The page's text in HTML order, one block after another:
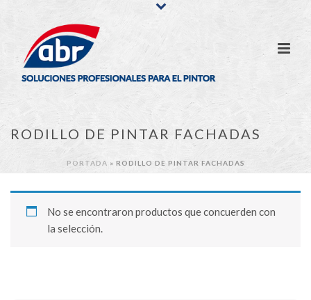
RODILLO DE PINTAR FACHADAS
PORTADA » RODILLO DE PINTAR FACHADAS
No se encontraron productos que concuerden con
la selección.